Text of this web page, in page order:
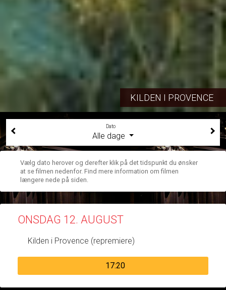
KILDEN I PROVENCE
Dato
Alle dage
Vælg dato herover og derefter klik på det tidspunkt du ønsker
at se filmen nedenfor. Find mere information om filmen
længere nede på siden.
ONSDAG 12. AUGUST
Kilden i Provence (repremiere)
17:20